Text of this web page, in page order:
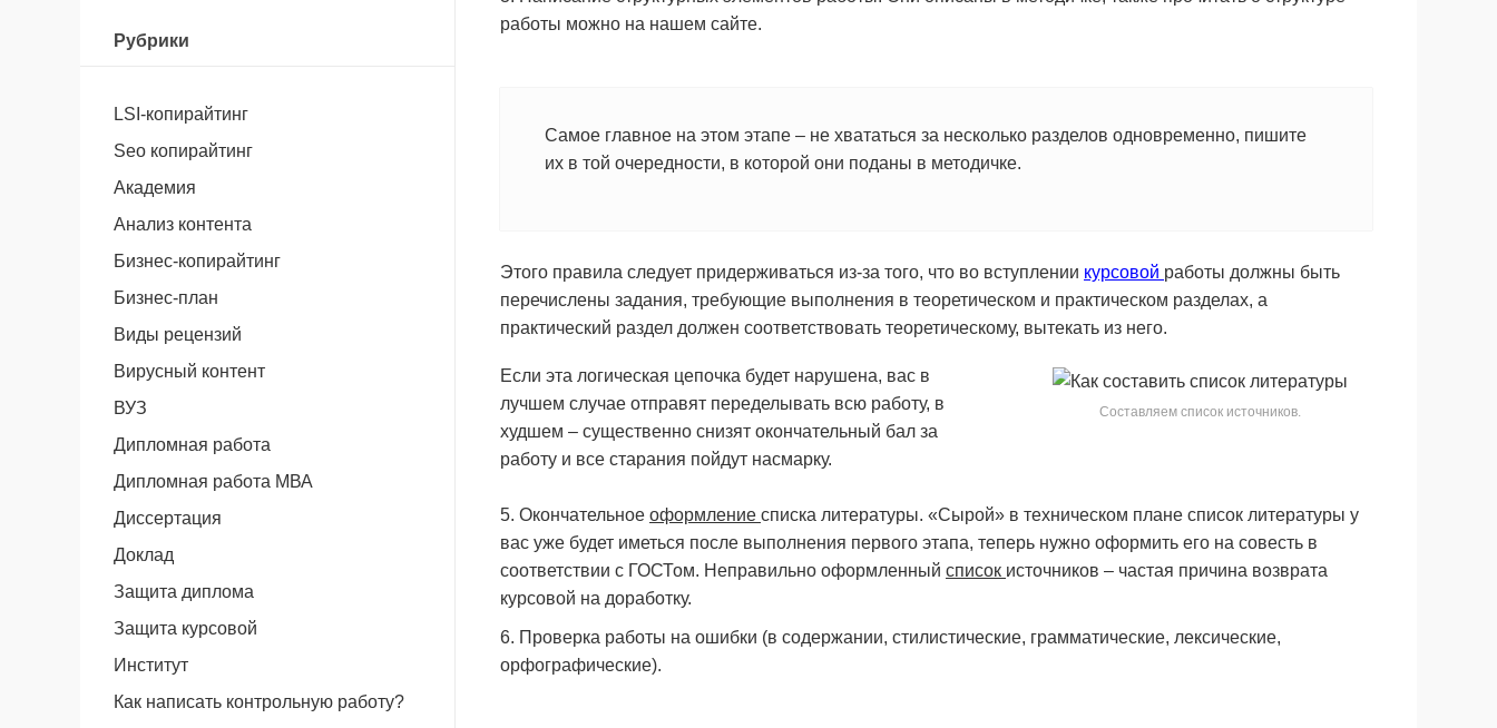
работы можно на нашем сайте.
Самое главное на этом этапе – не хвататься за несколько разделов одновременно, пишите
их в той очередности, в которой они поданы в методичке.
Этого правила следует придерживаться из-за того, что во вступлении курсовой работы должны быть
перечислены задания, требующие выполнения в теоретическом и практическом разделах, а
практический раздел должен соответствовать теоретическому, вытекать из него.
Составляем список источников.
Если эта логическая цепочка будет нарушена, вас в
лучшем случае отправят переделывать всю работу, в
худшем – существенно снизят окончательный бал за
работу и все старания пойдут насмарку.
Окончательное оформление списка литературы. «Сырой» в техническом плане список литературы у
вас уже будет иметься после выполнения первого этапа, теперь нужно оформить его на совесть в
соответствии с ГОСТом. Неправильно оформленный список источников – частая причина возврата
курсовой на доработку.
Проверка работы на ошибки (в содержании, стилистические, грамматические, лексические,
орфографические).
Рубрики
LSI-копирайтинг
Seo копирайтинг
Академия
Анализ контента
Бизнес-копирайтинг
Бизнес-план
Виды рецензий
Вирусный контент
ВУЗ
Дипломная работа
Дипломная работа МВА
Диссертация
Доклад
Защита диплома
Защита курсовой
Институт
Как написать контрольную работу?